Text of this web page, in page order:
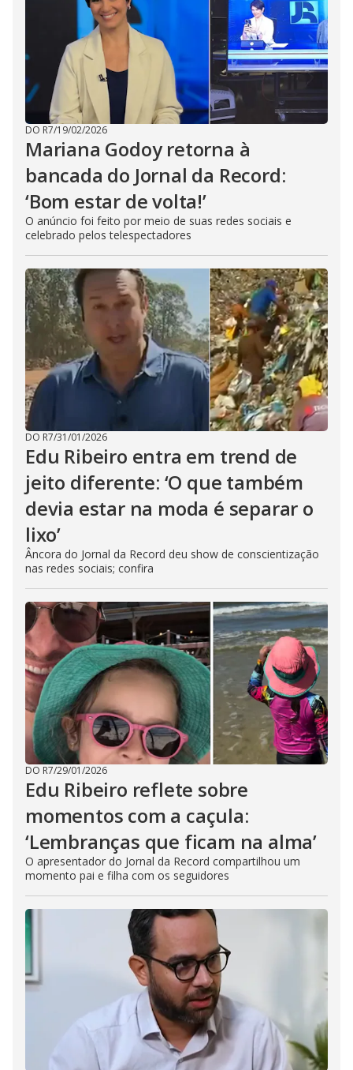
DO R7/19/02/2026
Mariana Godoy retorna à
bancada do Jornal da Record:
‘Bom estar de volta!’
O anúncio foi feito por meio de suas redes sociais e
celebrado pelos telespectadores
DO R7/31/01/2026
Edu Ribeiro entra em trend de
jeito diferente: ‘O que também
devia estar na moda é separar o
lixo’
Âncora do Jornal da Record deu show de conscientização
nas redes sociais; confira
DO R7/29/01/2026
Edu Ribeiro reflete sobre
momentos com a caçula:
‘Lembranças que ficam na alma’
O apresentador do Jornal da Record compartilhou um
momento pai e filha com os seguidores